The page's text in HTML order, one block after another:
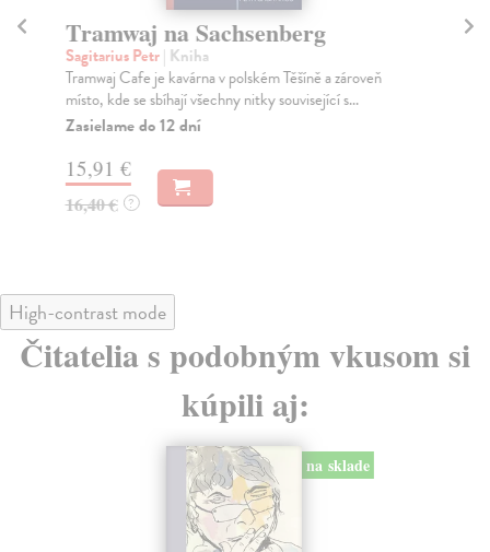
Tramwaj na Sachsenberg
Sagitarius Petr| Kniha
Tramwaj Cafe je kavárna v polském Těšíně a zároveň
místo, kde se sbíhají všechny nitky související s...
Zasielame do 12 dní
15,91 €
16,40 € ?
High-contrast mode
Čitatelia s podobným vkusom si
kúpili aj:
na sklade